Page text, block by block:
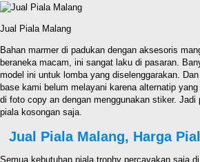
Jual Piala Malang
Bahan marmer di padukan dengan aksesoris
beraneka macam, ini sangat laku di pasaran.
model ini untuk lomba yang diselenggarakan.
base kami belum melayani karena alternatip
di foto copy an dengan menggunakan stiker. Jadi
piala kosongan saja.
Jual Piala Malang, Harga
Semua kebutuhan piala trophy percayakan saja